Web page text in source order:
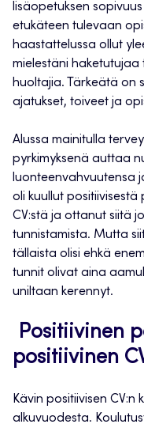
lisäopetuksen
etukäteen tulevaan
haastattelussa ollut
mielestäni haketutujaa
huoltajia. Tärkeätä on
ajatukset, toiveet ja
Alussa mainitulla
pyrkimyksenä auttaa
luonteenvahvuutensa
oli kuullut
CV:stä ja ottanut siitä
tunnistamista. Mutta
tällaista olisi ehkä
tunnit olivat aina
uniltaan kerennyt.
Positiivinen
positiivinen
Kävin positiivisen CV:n
alkuvuodesta.